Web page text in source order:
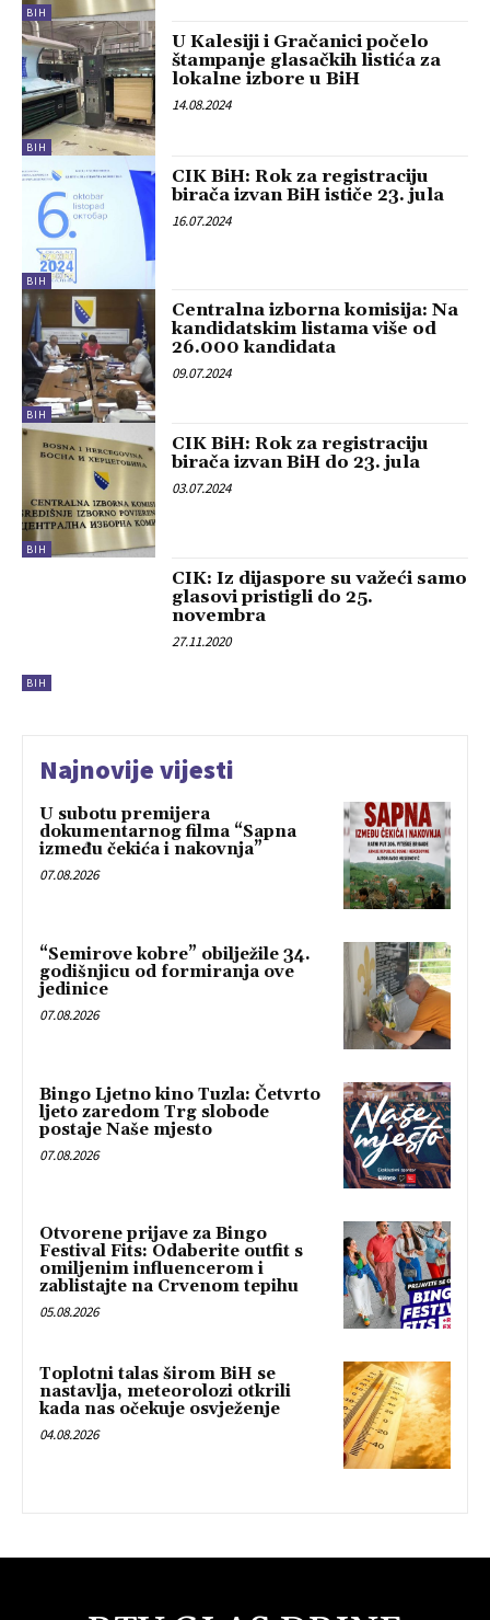
BIH
BIH
U Kalesiji i Gračanici počelo
štampanje glasačkih listića za
lokalne izbore u BiH
14.08.2024
BIH
CIK BiH: Rok za registraciju
birača izvan BiH ističe 23. jula
16.07.2024
BIH
Centralna izborna komisija: Na
kandidatskim listama više od
26.000 kandidata
09.07.2024
BIH
CIK BiH: Rok za registraciju
birača izvan BiH do 23. jula
03.07.2024
BIH
CIK: Iz dijaspore su važeći samo
glasovi pristigli do 25.
novembra
27.11.2020
Najnovije vijesti
U subotu premijera
dokumentarnog filma “Sapna
između čekića i nakovnja”
07.08.2026
“Semirove kobre” obilježile 34.
godišnjicu od formiranja ove
jedinice
07.08.2026
Bingo Ljetno kino Tuzla: Četvrto
ljeto zaredom Trg slobode
postaje Naše mjesto
07.08.2026
Otvorene prijave za Bingo
Festival Fits: Odaberite outfit s
omiljenim influencerom i
zablistajte na Crvenom tepihu
05.08.2026
Toplotni talas širom BiH se
nastavlja, meteorolozi otkrili
kada nas očekuje osvježenje
04.08.2026